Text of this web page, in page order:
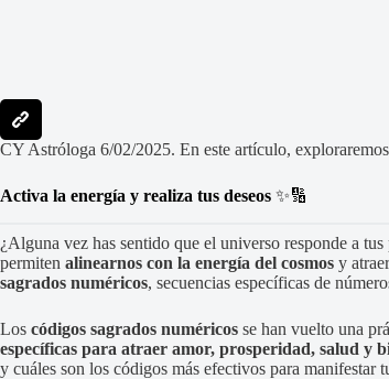
CY Astróloga 6/02/2025. En este artículo,
Activa la energía y realiza tus deseos ✨🔢
¿Alguna vez has sentido que el universo responde a
permiten alinearnos con la energía del cosmos y
sagrados numéricos, secuencias específicas de
Los códigos sagrados numéricos se han vuelto una
específicas para atraer amor, prosperidad, salud y
y cuáles son los códigos más efectivos para manifestar